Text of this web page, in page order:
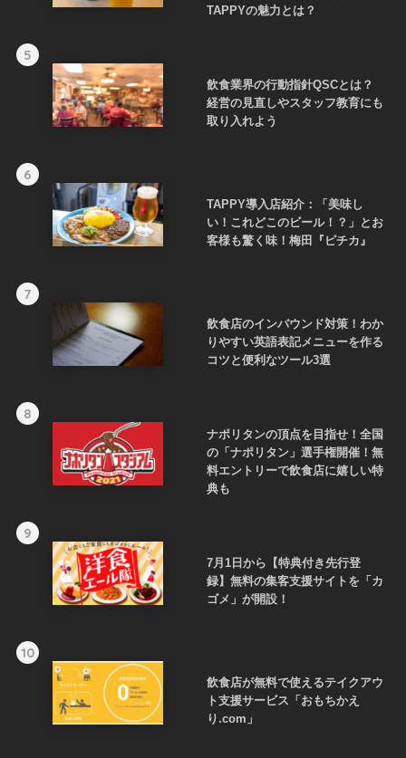
TAPPYの魅力とは？
5
飲食業界の行動指針QSCとは？
経営の見直しやスタッフ教育にも
取り入れよう
6
TAPPY導入店紹介：「美味し
い！これどこのビール！？」とお
客様も驚く味！梅田『ピチカ』
7
飲食店のインバウンド対策！わか
りやすい英語表記メニューを作る
コツと便利なツール3選
8
ナポリタンの頂点を目指せ！全国
の「ナポリタン」選手権開催！無
料エントリーで飲食店に嬉しい特
典も
9
7月1日から【特典付き先行登
録】無料の集客支援サイトを「カ
ゴメ」が開設！
10
飲食店が無料で使えるテイクアウ
ト支援サービス「おもちかえ
り.com」